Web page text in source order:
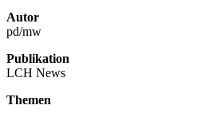
Autor
pd/mw
Publikation
LCH News
Themen